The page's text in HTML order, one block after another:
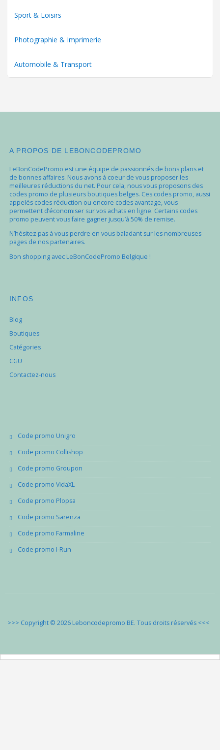
Sport & Loisirs
Photographie & Imprimerie
Automobile & Transport
A PROPOS DE LEBONCODEPROMO
LeBonCodePromo est une équipe de passionnés de bons plans et
de bonnes affaires. Nous avons à coeur de vous proposer les
meilleures réductions du net. Pour cela, nous vous proposons des
codes promo de plusieurs boutiques belges. Ces codes promo, aussi
appelés codes réduction ou encore codes avantage, vous
permettent d’économiser sur vos achats en ligne. Certains codes
promo peuvent vous faire gagner jusqu’à 50% de remise.
N’hésitez pas à vous perdre en vous baladant sur les nombreuses
pages de nos partenaires.
Bon shopping avec LeBonCodePromo Belgique !
INFOS
Blog
Boutiques
Catégories
CGU
Contactez-nous
Code promo Unigro
Code promo Collishop
Code promo Groupon
Code promo VidaXL
Code promo Plopsa
Code promo Sarenza
Code promo Farmaline
Code promo I-Run
>>> Copyright © 2026 Leboncodepromo BE. Tous droits réservés <<<